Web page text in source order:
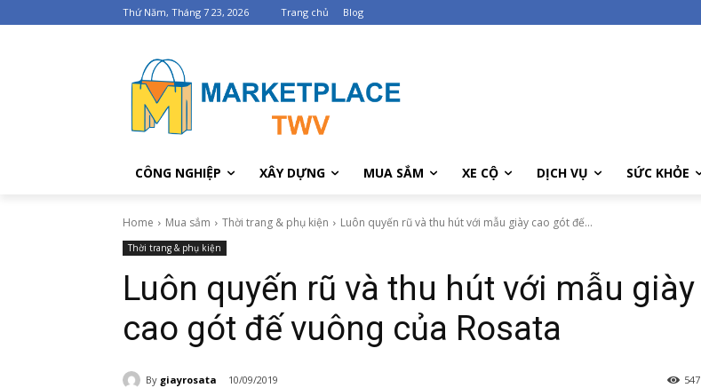
Thứ Năm, Tháng 7 23, 2026 Trang chủ Blog
CÔNG NGHIỆP XÂY DỰNG MUA SẮM XE CỘ DỊCH VỤ SỨC KHỎE
Home Mua sắm Thời trang & phụ kiện Luôn quyến rũ và thu hút với mẫu giày cao gót đế...
Thời trang & phụ kiện
Luôn quyến rũ và thu hút với mẫu giày
cao gót đế vuông của Rosata
By giayrosata 10/09/2019 547